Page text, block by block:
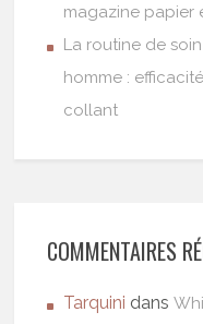
magazine papier
La routine de
homme :
collant
COMMENTAIRES
Tarquini dans